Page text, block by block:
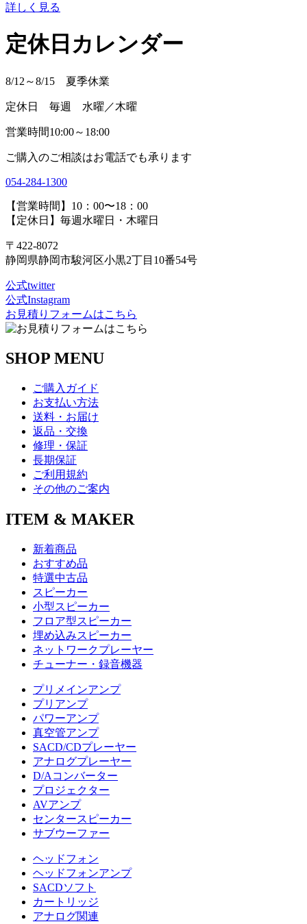
詳しく見る
定休日カレンダー
8/12～8/15 夏季休業
定休日 毎週 水曜／木曜
営業時間10:00～18:00
ご購入のご相談はお電話でも承ります
054-284-1300
【営業時間】10：00〜18：00
【定休日】毎週水曜日・木曜日
〒422-8072
静岡県静岡市駿河区小黒2丁目10番54号
公式twitter
公式Instagram
お見積りフォームはこちら
SHOP MENU
ご購入ガイド
お支払い方法
送料・お届け
返品・交換
修理・保証
長期保証
ご利用規約
その他のご案内
ITEM & MAKER
新着商品
おすすめ品
特選中古品
スピーカー
小型スピーカー
フロア型スピーカー
埋め込みスピーカー
ネットワークプレーヤー
チューナー・録音機器
プリメインアンプ
プリアンプ
パワーアンプ
真空管アンプ
SACD/CDプレーヤー
アナログプレーヤー
D/Aコンバーター
プロジェクター
AVアンプ
センタースピーカー
サブウーファー
ヘッドフォン
ヘッドフォンアンプ
SACDソフト
カートリッジ
アナログ関連